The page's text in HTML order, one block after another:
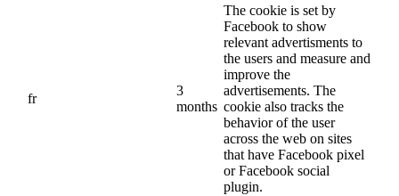
fr
3
months
The cookie is set by
Facebook to show
relevant advertisments to
the users and measure and
improve the
advertisements. The
cookie also tracks the
behavior of the user
across the web on sites
that have Facebook pixel
or Facebook social
plugin.